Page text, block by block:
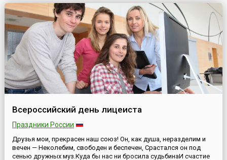
Всероссийский день лицеиста
Праздники России
Друзья мои, прекрасен наш союз! Он, как душа, неразделим и
вечен — Неколебим, свободен и беспечен, Срастался он под
сенью дружных муз.Куда бы нас ни бросила судьбинаИ счастие